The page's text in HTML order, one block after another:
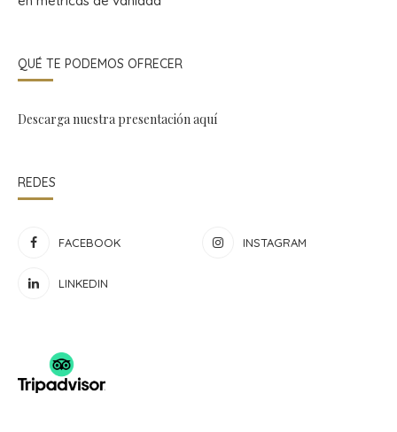
QUÉ TE PODEMOS OFRECER
Descarga nuestra presentaciónaquí
REDES
FACEBOOK INSTAGRAM
LINKEDIN